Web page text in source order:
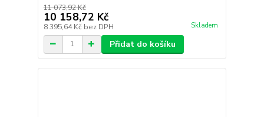
11 073,92 Kč
10 158,72 Kč
8 395,64 Kč bez DPH Skladem
Přidat do košíku